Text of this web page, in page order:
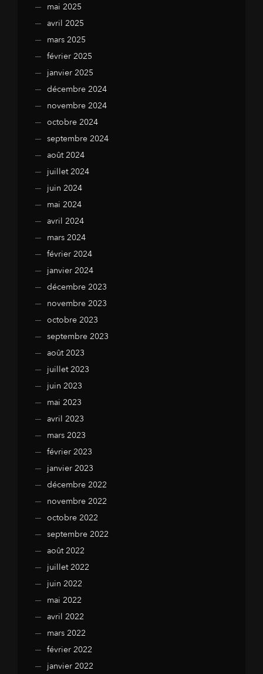
mai 2025
avril 2025
mars 2025
février 2025
janvier 2025
décembre 2024
novembre 2024
octobre 2024
septembre 2024
août 2024
juillet 2024
juin 2024
mai 2024
avril 2024
mars 2024
février 2024
janvier 2024
décembre 2023
novembre 2023
octobre 2023
septembre 2023
août 2023
juillet 2023
juin 2023
mai 2023
avril 2023
mars 2023
février 2023
janvier 2023
décembre 2022
novembre 2022
octobre 2022
septembre 2022
août 2022
juillet 2022
juin 2022
mai 2022
avril 2022
mars 2022
février 2022
janvier 2022